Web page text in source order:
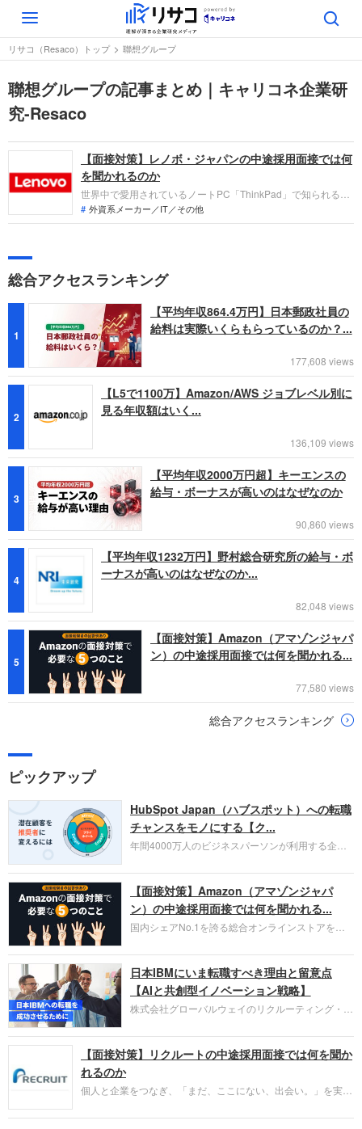
Toggle
navigation
リサコ（Resaco）トップ 聯想グループ
聯想グループの記事まとめ｜キャリコネ企業研
究-Resaco
【面接対策】レノボ・ジャパンの中途採用面接では何
を聞かれるのか
世界中で愛用されているノートPC「ThinkPad」で知られるレ
ノボ・ジャパン。採用面接は新卒の場合と違い、仕事への取り
組み方やこれまでの成果を具体的に問われるほか、キャリアシ
にしっかり対策をすすめましょう。
外資系メーカー／IT／その他
総合アクセスランキング
1
【平均年収864.4万円】日本郵政社員の
給料は実際いくらもらっているのか？...
177,608 views
2
【L5で1100万】Amazon/AWS ジョブレベル別に
見る年収額はいく...
136,109 views
3
【平均年収2000万円超】キーエンスの
給与・ボーナスが高いのはなぜなのか
90,860 views
4
【平均年収1232万円】野村総合研究所の給与・ボ
ーナスが高いのはなぜなのか...
82,048 views
5
【面接対策】Amazon（アマゾンジャパ
ン）の中途採用面接では何を聞かれる...
77,580 views
総合アクセスランキング
ピックアップ
HubSpot Japan（ハブスポット）への転職
チャンスをモノにする【ク...
年間4000万人のビジネスパーソンが利用する企業
お勧めするイチオシ企業をご紹介します。今回はク
ラウド型CRMプラットフォームを提供する
HubSpot Japan（ハブスポット・ジャパン）株式会
社です。採用面接対策の企業研究にご活用くださ
い。
【面接対策】Amazon（アマゾンジャパ
ン）の中途採用面接では何を聞かれる...
国内シェアNo.1を誇る総合オンラインストアを運
圧倒的な存在感を持つAmazon。中途採用面接では
過去の具体的な業務成果やリーダーシップの発揮、
失敗からの学びが重視され、人間性やカルチャーフ
ィットも評価対象となり、長期的に成長できる仲間
であるかを多角的に審査されます。
日本IBMにいま転職すべき理由と留意点
【AIと共創型イノベーション戦略】
株式会社グローバルウェイのリクルーティング・パ
パーソンが利用する企業口コミサイト「キャリコ
ネ」の転職エージェントがお勧めするイチオシ企業
IBMです。採用面接対策の企業研究にご活用くださ
い。
【面接対策】リクルートの中途採用面接では何を聞か
れるのか
個人と企業をつなぎ、「まだ、ここにない、出会い。」を実現
やこれまでの成果を具体的に問われるほか、「人間性」も評価